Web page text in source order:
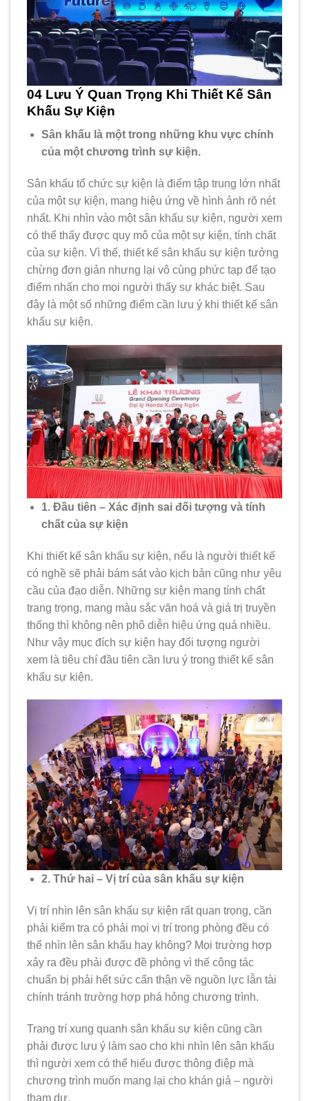
04 Lưu Ý Quan Trọng Khi Thiết Kế Sân
Khấu Sự Kiện
Sân khấu là một trong những khu vực chính
của một chương trình sự kiện.
Sân khấu tổ chức sự kiện là điểm tập trung lớn nhất
của một sự kiện, mang hiệu ứng về hình ảnh rõ nét
nhất. Khi nhìn vào một sân khấu sự kiện, người xem
có thể thấy được quy mô của một sự kiện, tính chất
của sự kiện. Vì thế, thiết kế sân khấu sự kiện tưởng
chừng đơn giản nhưng lại vô cùng phức tạp để tạo
điểm nhấn cho mọi người thấy sự khác biệt. Sau
đây là một số những điểm cần lưu ý khi thiết kế sân
khấu sự kiện.
1. Đầu tiên – Xác định sai đối tượng và tính
chất của sự kiện
Khi thiết kế sân khấu sự kiện, nếu là người thiết kế
có nghề sẽ phải bám sát vào kịch bản cũng như yêu
cầu của đạo diễn. Những sự kiện mang tính chất
trang trọng, mang màu sắc văn hoá và giá trị truyền
thống thì không nên phô diễn hiệu ứng quá nhiều.
Như vậy mục đích sự kiện hay đối tượng người
xem là tiêu chí đầu tiên cần lưu ý trong thiết kế sân
khấu sự kiện.
2. Thứ hai – Vị trí của sân khấu sự kiện
Vị trí nhìn lên sân khấu sự kiện rất quan trọng, cần
phải kiểm tra có phải mọi vị trí trong phòng đều có
thể nhìn lên sân khấu hay không? Mọi trường hợp
xảy ra đều phải được đề phòng vì thế công tác
chuẩn bị phải hết sức cẩn thận về nguồn lực lẫn tài
chính tránh trường hợp phá hỏng chương trình.
Trang trí xung quanh sân khấu sự kiện cũng cần
phải được lưu ý làm sao cho khi nhìn lên sân khấu
thì người xem có thể hiểu được thông điệp mà
chương trình muốn mang lại cho khán giả – người
tham dự.